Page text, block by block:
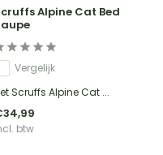
Alpine Cat Bed
Vergelijk
Scruffs Alpine Cat ...
btw